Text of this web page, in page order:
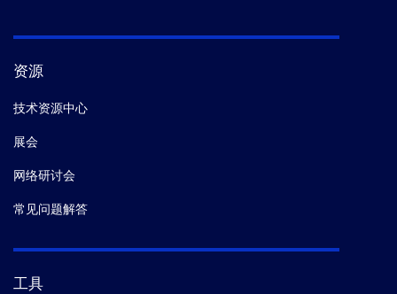
资源
技术资源中心
展会
网络研讨会
常见问题解答
工具